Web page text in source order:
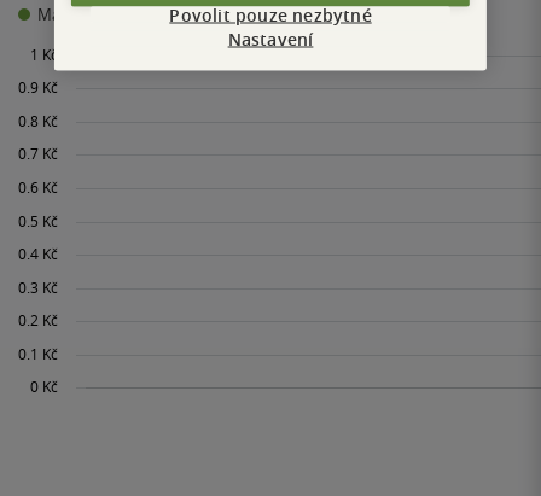
Maloobchodní cena Minimální prodejní cena:0 Kč
Povolit pouze nezbytné
Nastavení